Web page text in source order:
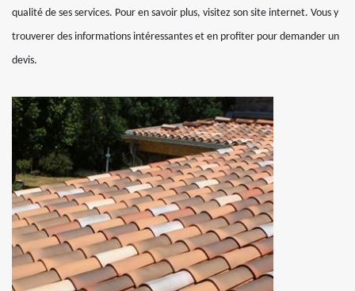
qualité de ses services. Pour en savoir plus, visitez son site internet. Vous y
trouverer des informations intéressantes et en profiter pour demander un
devis.